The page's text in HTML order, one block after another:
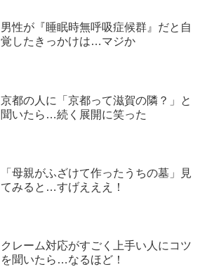
男性が『睡眠時無呼吸症候群』だと自
覚したきっかけは…マジか
京都の人に「京都って滋賀の隣？」と
聞いたら…続く展開に笑った
「母親がふざけて作ったうちの墓」見
てみると…すげえええ！
クレーム対応がすごく上手い人にコツ
を聞いたら…なるほど！